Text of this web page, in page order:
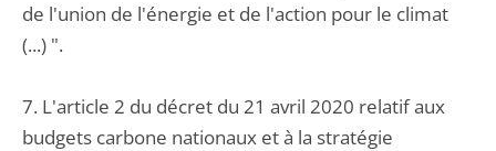
de l'union de l'énergie et de l'action pour le climat
(...) ".
7. L'article 2 du décret du 21 avril 2020 relatif aux
budgets carbone nationaux et à la stratégie